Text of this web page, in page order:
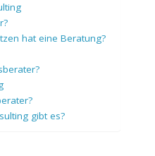
hat eine Beratung?
gibt es?